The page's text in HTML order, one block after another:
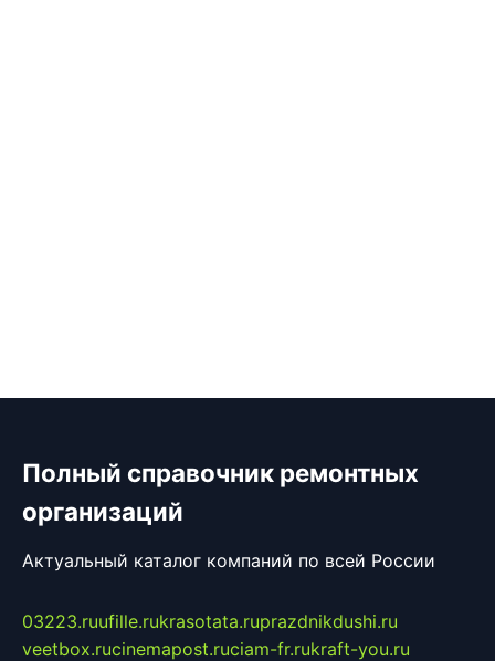
Полный справочник ремонтных
организаций
Актуальный каталог компаний по всей России
03223.ruufille.rukrasotata.ruprazdnikdushi.ru
veetbox.rucinemapost.ruciam-fr.rukraft-you.ru